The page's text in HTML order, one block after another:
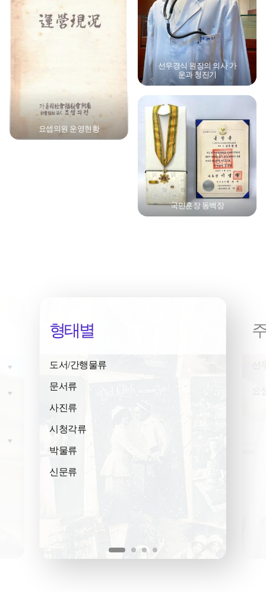
요셉의원 운영현황
선우경식 원장의 의사 가
운과 청진기
국민훈장 동백장
형태별
도서/간행물류
문서류
사진류
시청각류
박물류
신문류